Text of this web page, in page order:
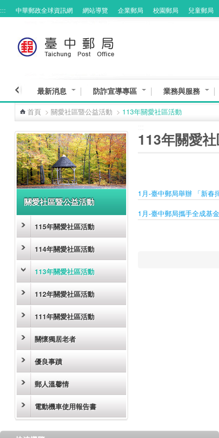
跳到主要內容區塊
::: 中華郵政全球資訊網 網站導覽 企業郵局 校園郵局 兒童郵局
最新消息 防詐宣導專區 業務與服務
首頁 > 關愛社區暨公益活動 > 113年關愛社區活動
關愛社區暨公益活動
115年關愛社區活動
114年關愛社區活動
113年關愛社區活動
112年關愛社區活動
111年關愛社區活動
關懷獨居老者
優良事蹟
郵人溫馨情
電動機車使用報告書
113年關愛
1月-臺中郵局舉辦 「新
1月-臺中郵局攜手全成基